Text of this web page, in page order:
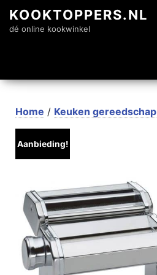
KOOKTOPPERS.NL
dé online kookwinkel
Home / Keuken gereedschap
Aanbieding!